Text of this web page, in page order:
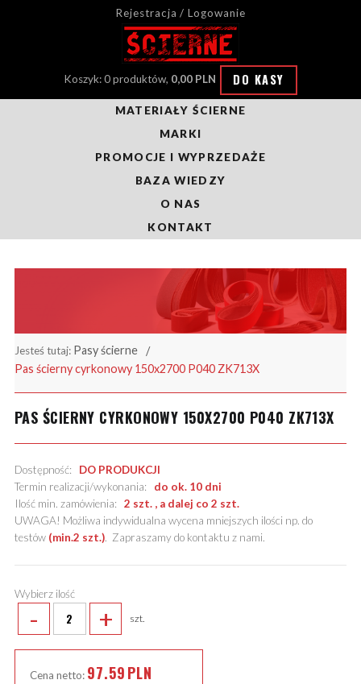
Rejestracja / Logowanie
Koszyk: 0 produktów, 0,00 PLN DO KASY
MATERIAŁY ŚCIERNE
MARKI
PROMOCJE I WYPRZEDAŻE
BAZA WIEDZY
O NAS
KONTAKT
Jesteś tutaj: Pasy ścierne
Pas ścierny cyrkonowy 150x2700 P040 ZK713X
PAS ŚCIERNY CYRKONOWY 150X2700 P040 ZK713X
Dostępność: DO PRODUKCJI
Termin realizacji/wykonania: do ok. 10 dni
Ilość min. zamówienia: 2 szt. , a dalej co 2 szt.
UWAGA! Możliwa indywidualna wycena mniejszych ilości np. do
testów (min.2 szt.). Zapraszamy do kontaktu z nami.
Wybierz ilość
- + szt.
Cena netto: 97.59PLN